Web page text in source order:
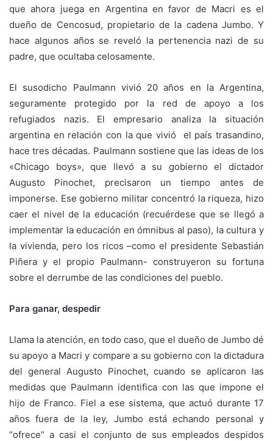
que ahora juega en Argentina en favor de Macri es el
dueño de Cencosud, propietario de la cadena Jumbo. Y
hace algunos años se reveló la pertenencia nazi de su
padre, que ocultaba celosamente.
El susodicho Paulmann vivió 20 años en la Argentina,
seguramente protegido por la red de apoyo a los
refugiados nazis. El empresario analiza la situación
argentina en relación con la que vivió el país trasandino,
hace tres décadas. Paulmann sostiene que las ideas de los
«Chicago boys», que llevó a su gobierno el dictador
Augusto Pinochet, precisaron un tiempo antes de
imponerse. Ese gobierno militar concentró la riqueza, hizo
caer el nivel de la educación (recuérdese que se llegó a
implementar la educación en ómnibus al paso), la cultura y
la vivienda, pero los ricos –como el presidente Sebastián
Piñera y el propio Paulmann- construyeron su fortuna
sobre el derrumbe de las condiciones del pueblo.
Para ganar, despedir
Llama la atención, en todo caso, que el dueño de Jumbo dé
su apoyo a Macri y compare a su gobierno con la dictadura
del general Augusto Pinochet, cuando se aplicaron las
medidas que Paulmann identifica con las que impone el
hijo de Franco. Fiel a ese sistema, que actuó durante 17
años fuera de la ley, Jumbo está echando personal y
“ofrece” a casi el conjunto de sus empleados despidos